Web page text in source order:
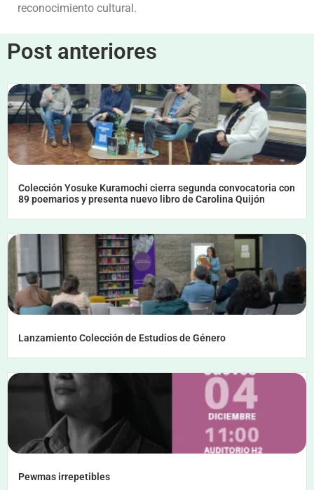
reconocimiento cultural.
Post anteriores
Colección Yosuke Kuramochi cierra segunda convocatoria con
89 poemarios y presenta nuevo libro de Carolina Quijón
Lanzamiento Colección de Estudios de Género
Pewmas irrepetibles